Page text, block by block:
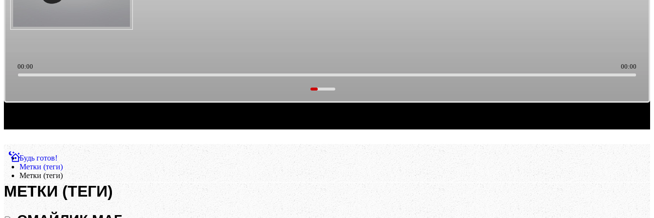
00:00 00:00
Будь готов!
Метки (теги)
Метки (теги)
МЕТКИ (ТЕГИ)